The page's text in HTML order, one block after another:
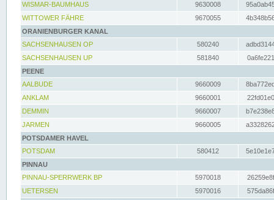
WISMAR-BAUMHAUS
9630008
WITTOWER FÄHRE
9670055
ORANIENBURGER KANAL
SACHSENHAUSEN OP
580240
SACHSENHAUSEN UP
581840
PEENE
AALBUDE
9660009
ANKLAM
9660001
DEMMIN
9660007
JARMEN
9660005
POTSDAMER HAVEL
POTSDAM
580412
PINNAU
PINNAU-SPERRWERK BP
5970018
UETERSEN
5970016